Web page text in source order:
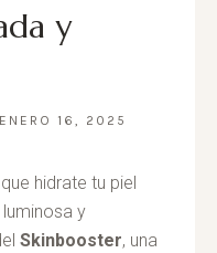
y
ENERO 16, 2025
hidrate tu piel
y
Skinbooster, una